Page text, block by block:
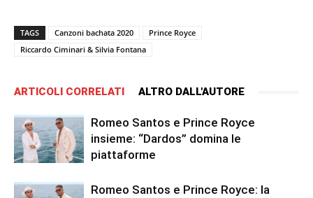
TAGS Canzoni bachata 2020
Prince Royce
Riccardo Ciminari & Silvia Fontana
ARTICOLI CORRELATI ALTRO DALL'AUTORE
Romeo Santos e Prince Royce
insieme: “Dardos” domina le
piattaforme
Romeo Santos e Prince Royce: la